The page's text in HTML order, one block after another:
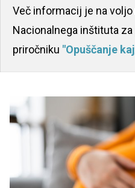
Več informacij je na
Nacionalnega inštituta
priročniku "Opuščanje